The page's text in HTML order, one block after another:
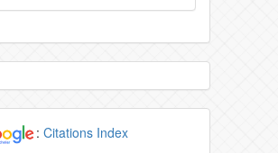
: Citations Index